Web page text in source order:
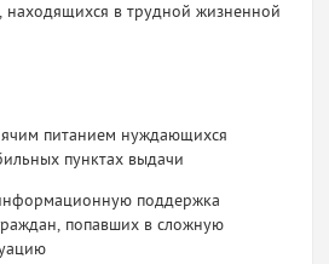
в трудной жизненной
питанием нуждающихся
пунктах выдачи
поддержка
попавших в сложную